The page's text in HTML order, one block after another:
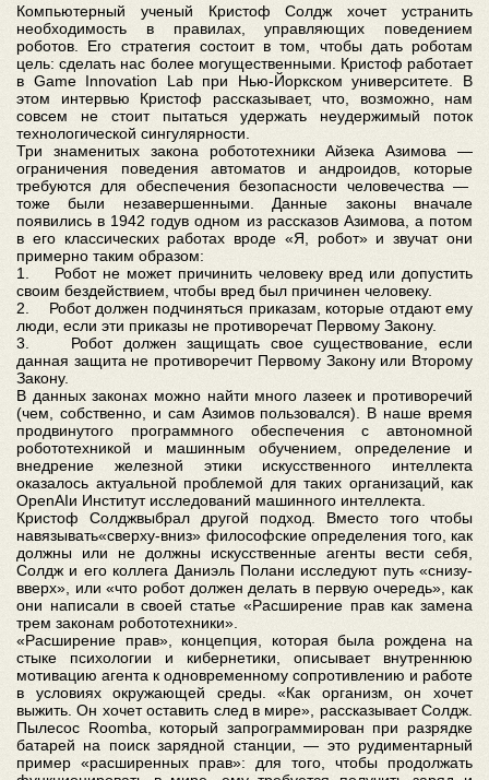
Компьютерный ученый Кристоф Солдж хочет устранить
необходимость в правилах, управляющих поведением
роботов. Его стратегия состоит в том, чтобы дать роботам
цель: сделать нас более могущественными. Кристоф работает
в Game Innovation Lab при Нью-Йоркском университете. В
этом интервью Кристоф рассказывает, что, возможно, нам
совсем не стоит пытаться удержать неудержимый поток
технологической сингулярности.
Три знаменитых закона робототехники Айзека Азимова —
ограничения поведения автоматов и андроидов, которые
требуются для обеспечения безопасности человечества —
тоже были незавершенными. Данные законы вначале
появились в 1942 годув одном из рассказов Азимова, а потом
в его классических работах вроде «Я, робот» и звучат они
примерно таким образом:
1. Робот не может причинить человеку вред или допустить
своим бездействием, чтобы вред был причинен человеку.
2. Робот должен подчиняться приказам, которые отдают ему
люди, если эти приказы не противоречат Первому Закону.
3. Робот должен защищать свое существование, если
данная защита не противоречит Первому Закону или Второму
Закону.
В данных законах можно найти много лазеек и противоречий
(чем, собственно, и сам Азимов пользовался). В наше время
продвинутого программного обеспечения с автономной
робототехникой и машинным обучением, определение и
внедрение железной этики искусственного интеллекта
оказалось актуальной проблемой для таких организаций, как
OpenAIи Институт исследований машинного интеллекта.
Кристоф Солджвыбрал другой подход. Вместо того чтобы
навязывать«сверху-вниз» философские определения того, как
должны или не должны искусственные агенты вести себя,
Солдж и его коллега Даниэль Полани исследуют путь «снизу-
вверх», или «что робот должен делать в первую очередь», как
они написали в своей статье «Расширение прав как замена
трем законам робототехники».
«Расширение прав», концепция, которая была рождена на
стыке психологии и кибернетики, описывает внутреннюю
мотивацию агента к одновременному сопротивлению и работе
в условиях окружающей среды. «Как организм, он хочет
выжить. Он хочет оставить след в мире», рассказывает Солдж.
Пылесос Roomba, который запрограммирован при разрядке
батарей на поиск зарядной станции, — это рудиментарный
пример «расширенных прав»: для того, чтобы продолжать